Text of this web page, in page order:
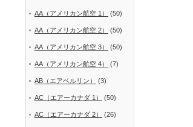
AA（アメリカン航空 1） (50)
AA（アメリカン航空 2） (50)
AA（アメリカン航空 3） (50)
AA（アメリカン航空 4） (7)
AB（エアベルリン） (3)
AC（エアーカナダ 1） (50)
AC（エアーカナダ 2） (26)